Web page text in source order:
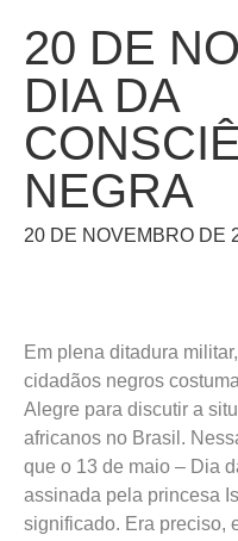
20 DE
DIA DA
NEGRA
20 DE NOVEMBRO DE
Em plena ditadura
cidadãos negros
Alegre para discutir a
africanos no Brasil.
que o 13 de maio – Dia
assinada pela princesa
significado. Era preciso,